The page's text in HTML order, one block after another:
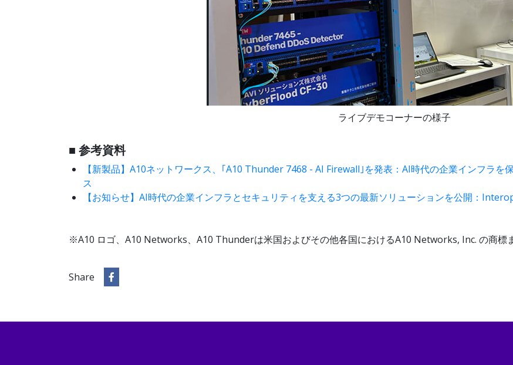
ライブデモコーナーの様子
■ 参考資料
【新製品】A10ネットワークス、｢A10 Thunder 7468 - AI Firewall｣を発表：AI時代の企業インフラを
ス
【お知らせ】AI時代の企業インフラとセキュリティを支える3つの最新ソリューションを公開：
※A10 ロゴ、A10 Networks、A10 Thunderは米国およびその他各国におけるA10 Networks, Inc. の商標
Share